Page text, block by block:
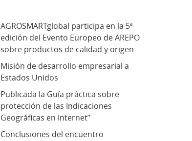
AGROSMARTglobal participa en la 5ª
edición del Evento Europeo de AREPO
sobre productos de calidad y origen
Misión de desarrollo empresarial a
Estados Unidos
Publicada la Guía práctica sobre
protección de las Indicaciones
Geográficas en Internet”
Conclusiones del encuentro